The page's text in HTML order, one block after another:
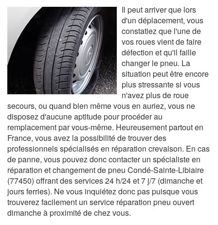
Il peut arriver que lors
d'un déplacement, vous
constatiez que l'une de
vos roues vient de faire
défection et qu'il faille
changer le pneu. La
situation peut être encore
plus stressante si vous
n'avez plus de roue
secours, ou quand bien même vous en auriez, vous ne
disposez d'aucune aptitude pour procéder au
remplacement par vous-même. Heureusement partout en
France, vous avez la possibilité de trouver des
professionnels spécialisés en réparation crevaison. En cas
de panne, vous pouvez donc contacter un spécialiste en
réparation et changement de pneu Condé-Sainte-Libiaire
(77450) offrant des services 24 h/24 et 7 j/7 (dimanche et
jours ferries). Ne vous inquiétez donc pas puisque vous
trouverez facilement un service réparation pneu ouvert
dimanche à proximité de chez vous.